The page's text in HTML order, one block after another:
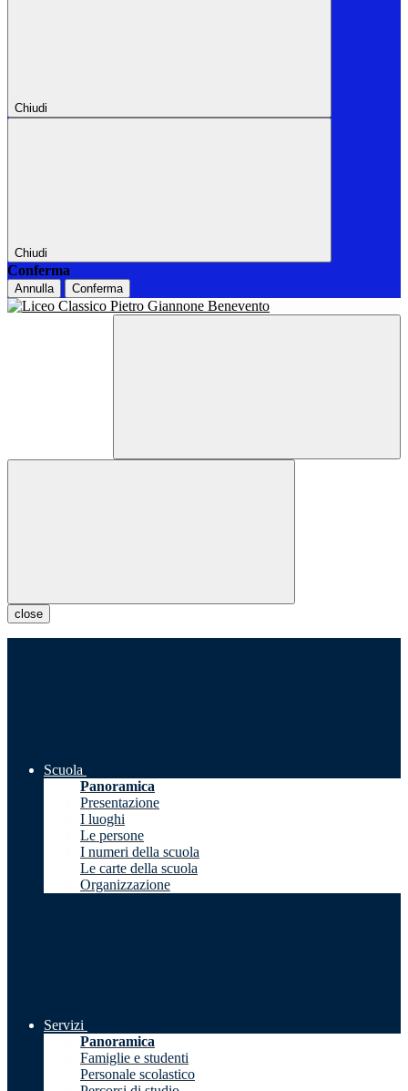
Chiudi
Chiudi
Conferma
Annulla Conferma
close
Scuola
Panoramica
Presentazione
I luoghi
Le persone
I numeri della scuola
Le carte della scuola
Organizzazione
Servizi
Panoramica
Famiglie e studenti
Personale scolastico